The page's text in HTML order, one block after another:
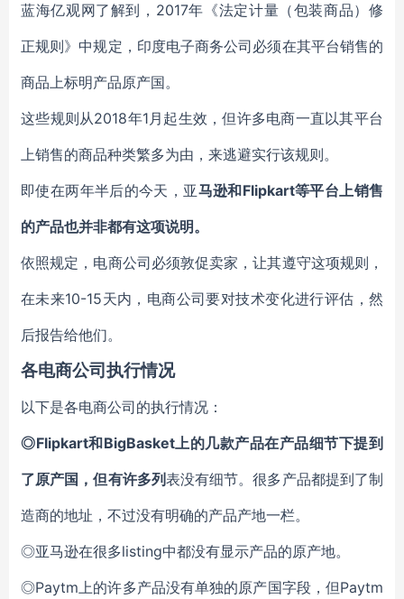
蓝海亿观网了解到，2017年《法定计量（包装商品）修
正规则》中规定，印度电子商务公司必须在其平台销售的
商品上标明产品原产国。
这些规则从2018年1月起生效，但许多电商一直以其平台
上销售的商品种类繁多为由，来逃避实行该规则。
即使在两年半后的今天，亚马逊和Flipkart等平台上销售
的产品也并非都有这项说明。
依照规定，电商公司必须敦促卖家，让其遵守这项规则，
在未来10-15天内，电商公司要对技术变化进行评估，然
后报告给他们。
各电商公司执行情况
以下是各电商公司的执行情况：
◎Flipkart和BigBasket上的几款产品在产品细节下提到
了原产国，但有许多列表没有细节。很多产品都提到了制
造商的地址，不过没有明确的产品产地一栏。
◎亚马逊在很多listing中都没有显示产品的原产地。
◎Paytm上的许多产品没有单独的原产国字段，但Paytm